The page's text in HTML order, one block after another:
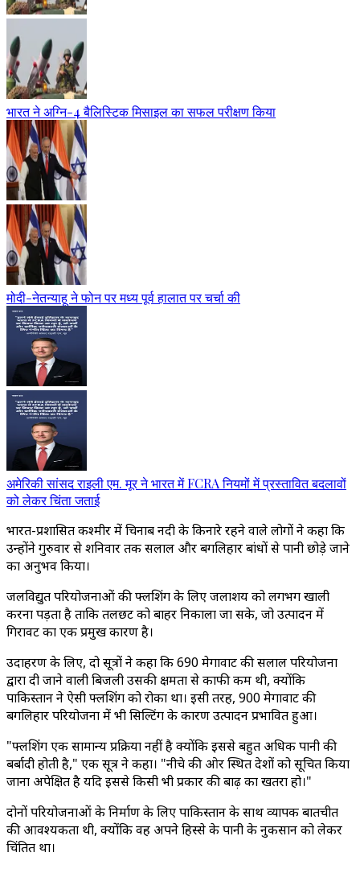
भारत ने अग्नि-4 बैलिस्टिक मिसाइल का सफल परीक्षण किया
मोदी-नेतन्याहू ने फोन पर मध्य पूर्व हालात पर चर्चा की
अमेरिकी सांसद राइली एम. मूर ने भारत में FCRA नियमों में प्रस्तावित बदलावों
को लेकर चिंता जताई
भारत-प्रशासित कश्मीर में चिनाब नदी के किनारे रहने वाले लोगों ने कहा कि
उन्होंने गुरुवार से शनिवार तक सलाल और बगलिहार बांधों से पानी छोड़े जाने
का अनुभव किया।
जलविद्युत परियोजनाओं की फ्लशिंग के लिए जलाशय को लगभग खाली
करना पड़ता है ताकि तलछट को बाहर निकाला जा सके, जो उत्पादन में
गिरावट का एक प्रमुख कारण है।
उदाहरण के लिए, दो सूत्रों ने कहा कि 690 मेगावाट की सलाल परियोजना
द्वारा दी जाने वाली बिजली उसकी क्षमता से काफी कम थी, क्योंकि
पाकिस्तान ने ऐसी फ्लशिंग को रोका था। इसी तरह, 900 मेगावाट की
बगलिहार परियोजना में भी सिल्टिंग के कारण उत्पादन प्रभावित हुआ।
"फ्लशिंग एक सामान्य प्रक्रिया नहीं है क्योंकि इससे बहुत अधिक पानी की
बर्बादी होती है," एक सूत्र ने कहा। "नीचे की ओर स्थित देशों को सूचित किया
जाना अपेक्षित है यदि इससे किसी भी प्रकार की बाढ़ का खतरा हो।"
दोनों परियोजनाओं के निर्माण के लिए पाकिस्तान के साथ व्यापक बातचीत
की आवश्यकता थी, क्योंकि वह अपने हिस्से के पानी के नुकसान को लेकर
चिंतित था।